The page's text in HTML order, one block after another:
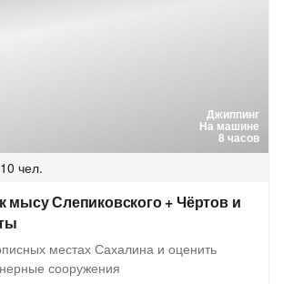
Джиппинг
На машине
8 часов
чел.
мысу Слепиковского + Чёртов и
местах Сахалина и оценить
сооружения